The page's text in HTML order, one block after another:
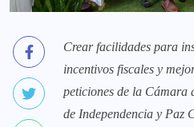
Crear facilidades para
incentivos fiscales y
peticiones de la Cámara
de Independencia y Paz